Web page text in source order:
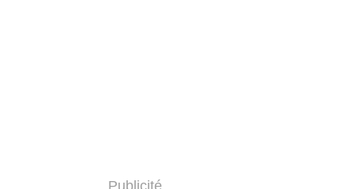
Publicité